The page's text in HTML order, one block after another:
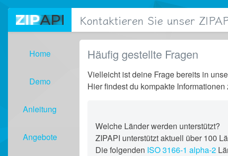
Kontaktieren Sie unser
Home
Demo
Anleitung
Angebote
Häufig gestellte Fragen
Vielleicht ist deine Frage bereits in
Hier findest du kompakte
Welche Länder werden unterstützt?
ZIPAPI unterstützt aktuell über 100
Die folgenden ISO 3166-1 alpha-2